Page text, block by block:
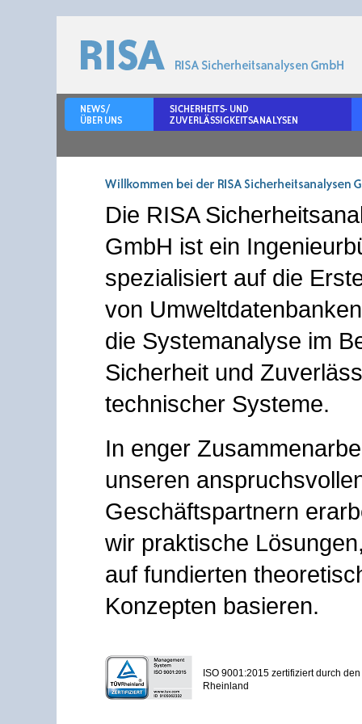
Willkommen bei der RISA
GmbH
Die RISA
GmbH ist ein
spezialisiert auf die
von
die Systemanalyse im
Sicherheit und
technischer Systeme.
In enger
unseren
Geschäftspartnern
wir praktische
auf fundierten
Konzepten basieren.
ISO 9001:2015 zertifiziert durch
Rheinland